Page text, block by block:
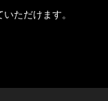
ただけます。